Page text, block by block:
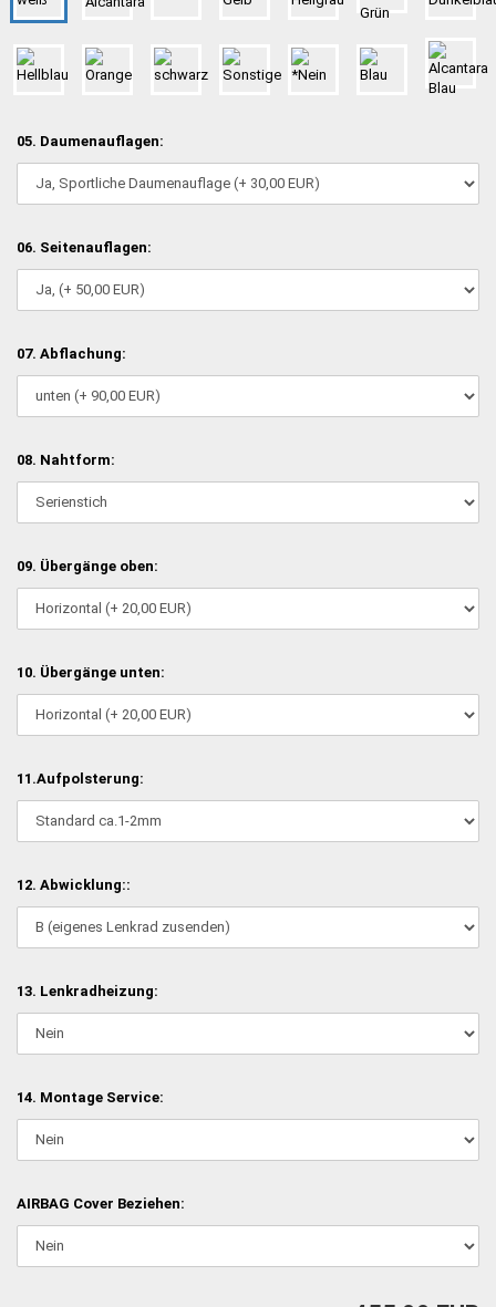
05. Daumenauflagen:
06. Seitenauflagen:
07. Abflachung:
08. Nahtform:
09. Übergänge oben:
10. Übergänge unten:
11.Aufpolsterung:
12. Abwicklung::
13. Lenkradheizung:
14. Montage Service:
AIRBAG Cover Beziehen: